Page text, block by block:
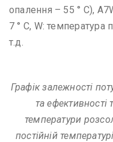
опалення – 55 ° C),
7 ° C, W: температура
т.д.
Графік залежності
та ефективності
температури
постійній